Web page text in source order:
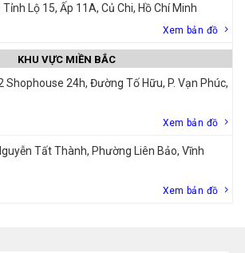
Lộ 15, Ấp 11A, Củ Chi, Hồ Chí Minh
Xem bản đồ
KHU VỰC MIỀN BẮC
Shophouse 24h, Đường Tố Hữu, P. Vạn Phúc,
Xem bản đồ
Tất Thành, Phường Liên Bảo, Vĩnh
Xem bản đồ